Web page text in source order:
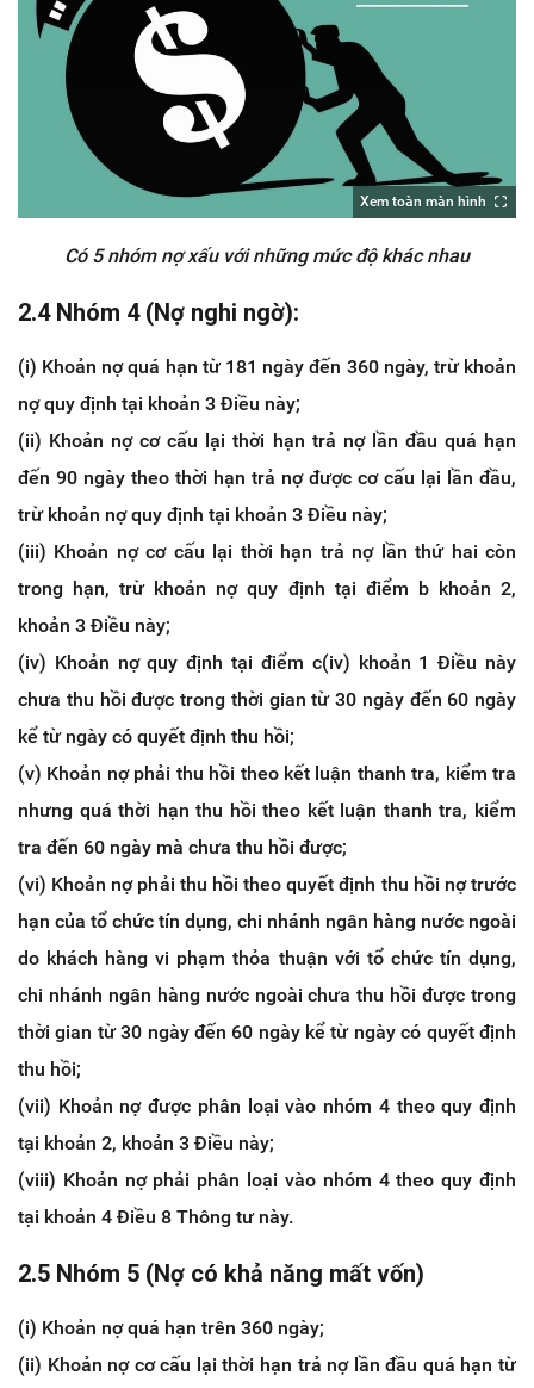
Xem toàn màn hình
Có 5 nhóm nợ xấu với những mức độ khác nhau
2.4 Nhóm 4 (Nợ nghi ngờ):
(i) Khoản nợ quá hạn từ 181 ngày đến 360 ngày, trừ khoản
nợ quy định tại khoản 3 Điều này;
(ii) Khoản nợ cơ cấu lại thời hạn trả nợ lần đầu quá hạn
đến 90 ngày theo thời hạn trả nợ được cơ cấu lại lần đầu,
trừ khoản nợ quy định tại khoản 3 Điều này;
(iii) Khoản nợ cơ cấu lại thời hạn trả nợ lần thứ hai còn
trong hạn, trừ khoản nợ quy định tại điểm b khoản 2,
khoản 3 Điều này;
(iv) Khoản nợ quy định tại điểm c(iv) khoản 1 Điều này
chưa thu hồi được trong thời gian từ 30 ngày đến 60 ngày
kể từ ngày có quyết định thu hồi;
(v) Khoản nợ phải thu hồi theo kết luận thanh tra, kiểm tra
nhưng quá thời hạn thu hồi theo kết luận thanh tra, kiểm
tra đến 60 ngày mà chưa thu hồi được;
(vi) Khoản nợ phải thu hồi theo quyết định thu hồi nợ trước
hạn của tổ chức tín dụng, chi nhánh ngân hàng nước ngoài
do khách hàng vi phạm thỏa thuận với tổ chức tín dụng,
chi nhánh ngân hàng nước ngoài chưa thu hồi được trong
thời gian từ 30 ngày đến 60 ngày kể từ ngày có quyết định
thu hồi;
(vii) Khoản nợ được phân loại vào nhóm 4 theo quy định
tại khoản 2, khoản 3 Điều này;
(viii) Khoản nợ phải phân loại vào nhóm 4 theo quy định
tại khoản 4 Điều 8 Thông tư này.
2.5 Nhóm 5 (Nợ có khả năng mất vốn)
(i) Khoản nợ quá hạn trên 360 ngày;
(ii) Khoản nợ cơ cấu lại thời hạn trả nợ lần đầu quá hạn từ